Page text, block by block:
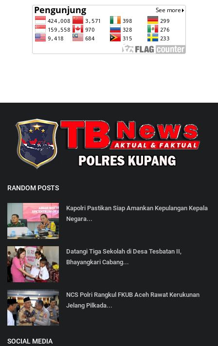
RANDOM POSTS
Kapolri Pastikan Siap Amankan Kepulangan Kepala
Negara...
Datangi Tiga Sekolah di Desa Tesbatan II,
Bhayangkari Cabang...
NCS Polri Rangkul FKUB Aceh Rawat Kerukunan
Jelang Pilkada...
SOCIAL MEDIA